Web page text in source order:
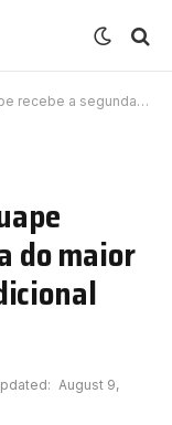
maior festival de cultura tradicional paulista
do maior
August 9,